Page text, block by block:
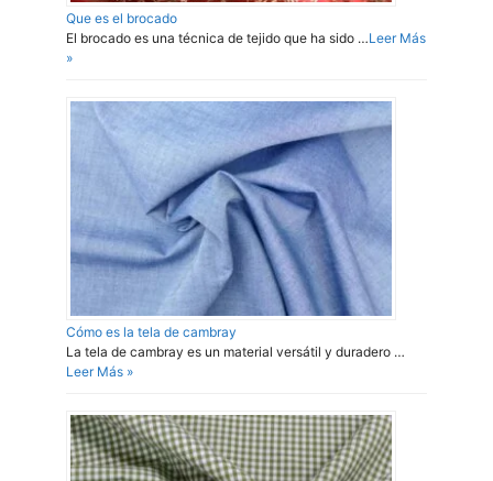
Que es el brocado
El brocado es una técnica de tejido que ha sido …Leer Más
»
Cómo es la tela de cambray
La tela de cambray es un material versátil y duradero …
Leer Más »